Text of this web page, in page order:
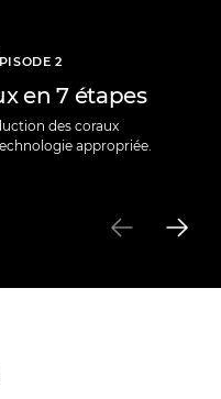
2
en 7 étapes
des coraux
appropriée.